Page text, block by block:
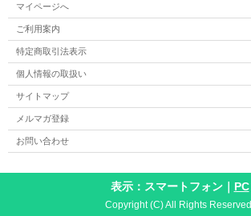
マイページへ
ご利用案内
特定商取引法表示
個人情報の取扱い
サイトマップ
メルマガ登録
お問い合わせ
表示：スマートフォン｜ PC
Copyright (C) All Rights